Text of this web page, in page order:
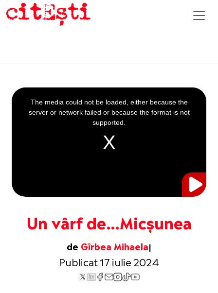
Un vârf de…Micșunea
de Gîrbea Mihaela
Publicat 17 iulie 2024
This
is
a
The media could not be loaded, either because the
server or network failed or because the format is not
supported.